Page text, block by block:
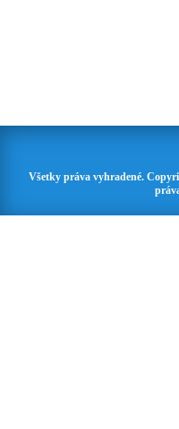
Všetky práva vyhradené.